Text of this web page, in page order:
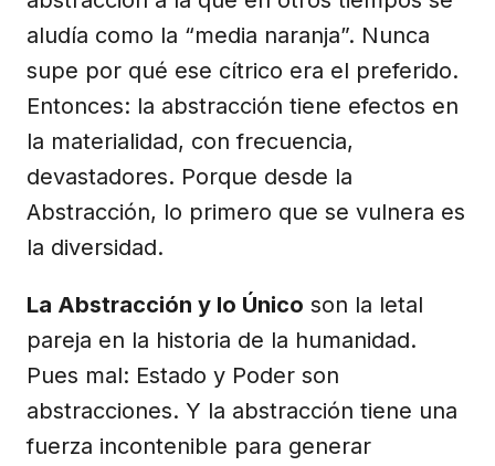
aludía como la “media naranja”. Nunca
supe por qué ese cítrico era el preferido.
Entonces: la abstracción tiene efectos en
la materialidad, con frecuencia,
devastadores. Porque desde la
Abstracción, lo primero que se vulnera es
la diversidad.
La Abstracción y lo Único son la letal
pareja en la historia de la humanidad.
Pues mal: Estado y Poder son
abstracciones. Y la abstracción tiene una
fuerza incontenible para generar